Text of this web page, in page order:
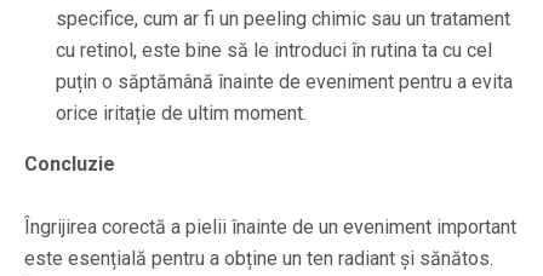
specifice, cum ar fi un peeling chimic sau un tratament
cu retinol, este bine să le introduci în rutina ta cu cel
puțin o săptămână înainte de eveniment pentru a evita
orice iritație de ultim moment.
Concluzie
Îngrijirea corectă a pielii înainte de un eveniment important
este esențială pentru a obține un ten radiant și sănătos.